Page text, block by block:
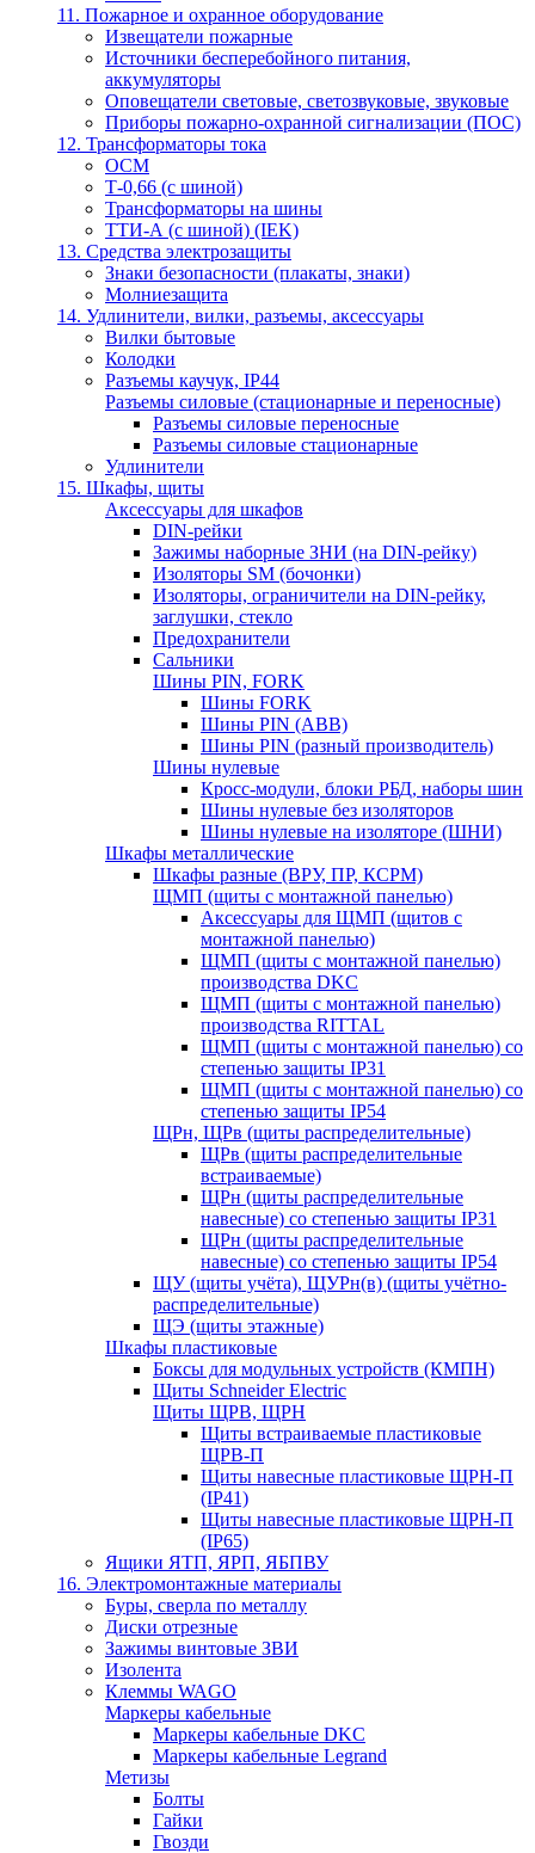
11. Пожарное и охранное оборудование
Извещатели пожарные
Источники бесперебойного питания,
аккумуляторы
Оповещатели световые, светозвуковые, звуковые
Приборы пожарно-охранной сигнализации (ПОС)
12. Трансформаторы тока
ОСМ
Т-0,66 (с шиной)
Трансформаторы на шины
ТТИ-А (с шиной) (IEK)
13. Средства электрозащиты
Знаки безопасности (плакаты, знаки)
Молниезащита
14. Удлинители, вилки, разъемы, аксессуары
Вилки бытовые
Колодки
Разъемы каучук, IP44
Разъемы силовые (стационарные и переносные)
Разъемы силовые переносные
Разъемы силовые стационарные
Удлинители
15. Шкафы, щиты
Аксессуары для шкафов
DIN-рейки
Зажимы наборные ЗНИ (на DIN-рейку)
Изоляторы SM (бочонки)
Изоляторы, ограничители на DIN-рейку,
заглушки, стекло
Предохранители
Сальники
Шины PIN, FORK
Шины FORK
Шины PIN (АВВ)
Шины PIN (разный производитель)
Шины нулевые
Кросс-модули, блоки РБД, наборы шин
Шины нулевые без изоляторов
Шины нулевые на изоляторе (ШНИ)
Шкафы металлические
Шкафы разные (ВРУ, ПР, КСРМ)
ЩМП (щиты с монтажной панелью)
Аксессуары для ЩМП (щитов с
монтажной панелью)
ЩМП (щиты с монтажной панелью)
производства DKC
ЩМП (щиты с монтажной панелью)
производства RITTAL
ЩМП (щиты с монтажной панелью) со
степенью защиты IP31
ЩМП (щиты с монтажной панелью) со
степенью защиты IP54
ЩРн, ЩРв (щиты распределительные)
ЩРв (щиты распределительные
встраиваемые)
ЩРн (щиты распределительные
навесные) со степенью защиты IP31
ЩРн (щиты распределительные
навесные) со степенью защиты IP54
ЩУ (щиты учёта), ЩУРн(в) (щиты учётно-
распределительные)
ЩЭ (щиты этажные)
Шкафы пластиковые
Боксы для модульных устройств (КМПН)
Щиты Schneider Electric
Щиты ЩРВ, ЩРН
Щиты встраиваемые пластиковые
ЩРВ-П
Щиты навесные пластиковые ЩРН-П
(IP41)
Щиты навесные пластиковые ЩРН-П
(IP65)
Ящики ЯТП, ЯРП, ЯБПВУ
16. Электромонтажные материалы
Буры, сверла по металлу
Диски отрезные
Зажимы винтовые ЗВИ
Изолента
Клеммы WAGO
Маркеры кабельные
Маркеры кабельные DKC
Маркеры кабельные Legrand
Метизы
Болты
Гайки
Гвозди